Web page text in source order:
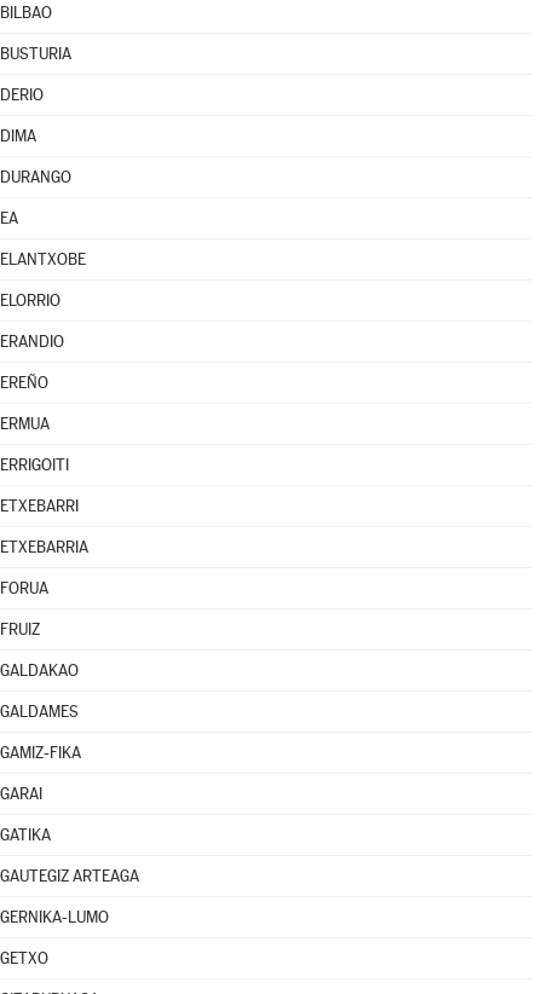
BILBAO
BUSTURIA
DERIO
DIMA
DURANGO
EA
ELANTXOBE
ELORRIO
ERANDIO
EREÑO
ERMUA
ERRIGOITI
ETXEBARRI
ETXEBARRIA
FORUA
FRUIZ
GALDAKAO
GALDAMES
GAMIZ-FIKA
GARAI
GATIKA
GAUTEGIZ ARTEAGA
GERNIKA-LUMO
GETXO